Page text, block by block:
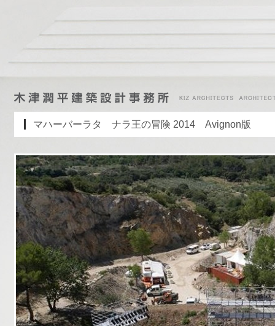
マハーバーラタ ナラ王の冒険 2014 Avignon版